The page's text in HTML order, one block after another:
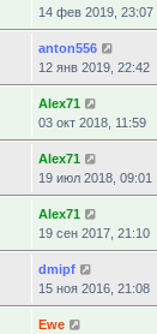
14 фев 2019, 23:07
anton556
12 янв 2019, 22:42
Alex71
03 окт 2018, 11:59
Alex71
19 июл 2018, 09:01
Alex71
19 сен 2017, 21:10
dmipf
15 ноя 2016, 21:08
Ewe